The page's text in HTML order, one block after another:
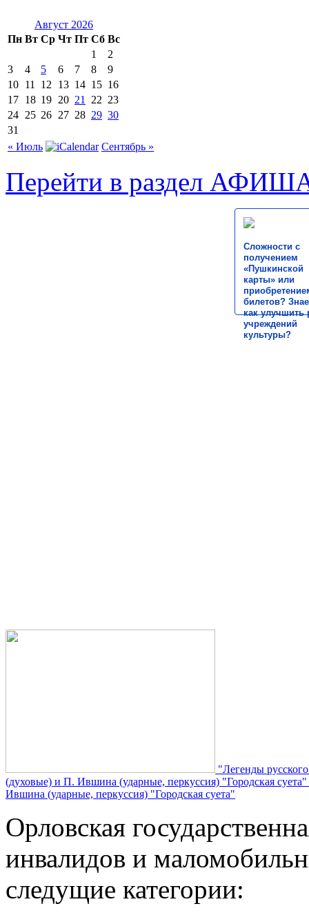
Август 2026
Пн Вт Ср Чт Пт Сб Вс
1
2
3
4 5 6 7 8
9
10 11 12 13 14 15 16
17 18 19 20 21 22 23
24 25 26 27 28 29 30
31
« Июль
Сентябрь »
Перейти в раздел
Сложности с
получением
«Пушкинской
карты» или
билетов?
как улучшить
учреждений
культуры?
"Легенды
(духовые) и П. Ившина (ударные, перкуссия) "Городская суета"
Ившина (ударные, перкуссия) "Городская суета"
Орловская
инвалидов и
следущие категории: